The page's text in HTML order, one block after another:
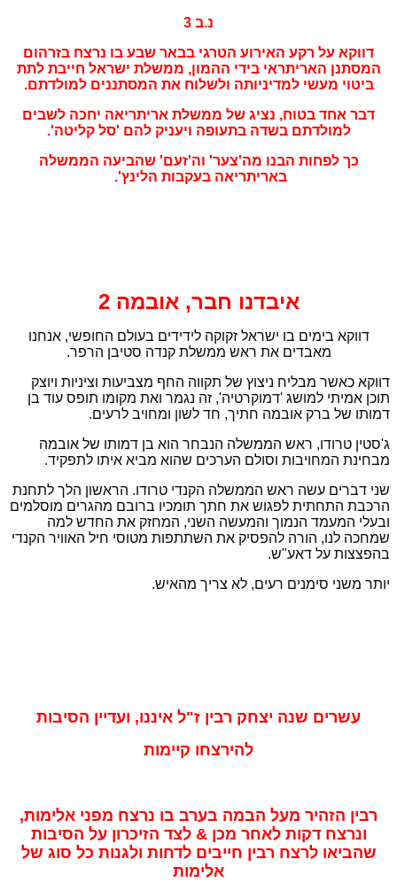
נ.ב 3
דווקא על רקע האירוע הטרגי בבאר שבע בו נרצח בזרהום
המסתנן האריתראי בידי ההמון, ממשלת ישראל חייבת לתת
ביטוי מעשי למדיניותה ולשלוח את המסתננים למולדתם.
דבר אחד בטוח, נציג של ממשלת אריתריאה יחכה לשבים
למולדתם בשדה בתעופה ויעניק להם 'סל קליטה'.
כך לפחות הבנו מה'צער' וה'זעם' שהביעה הממשלה
באריתריאה בעקבות הלינץ'.
איבדנו חבר, אובמה 2
דווקא בימים בו ישראל זקוקה לידידים בעולם החופשי, אנחנו
מאבדים את ראש ממשלת קנדה סטיבן הרפר.
דווקא כאשר מבליח ניצוץ של תקווה החף מצביעות וציניות ויוצק
תוכן אמיתי למושג 'דמוקרטיה', זה נגמר ואת מקומו תופס עוד בן
דמותו של ברק אובמה חתיך, חד לשון ומחויב לרעים.
ג'סטין טרודו, ראש הממשלה הנבחר הוא בן דמותו של אובמה
מבחינת המחויבות וסולם הערכים שהוא מביא איתו לתפקיד.
שני דברים עשה ראש הממשלה הקנדי טרודו. הראשון הלך לתחנת
הרכבת התחתית לפגוש את חתך תומכיו ברובם מהגרים מוסלמים
ובעלי המעמד הנמוך והמעשה השני, המחזק את החדש למה
שמחכה לנו, הורה להפסיק את השתתפות מטוסי חיל האוויר הקנדי
בהפצצות על דאע"ש.
יותר משני סימנים רעים, לא צריך מהאיש.
עשרים שנה יצחק רבין ז"ל איננו, ועדיין הסיבות
להירצחו קיימות
רבין הזהיר מעל הבמה בערב בו נרצח מפני אלימות,
ונרצח דקות לאחר מכן & לצד הזיכרון על הסיבות
שהביאו לרצח רבין חייבים לדחות ולגנות כל סוג של
אלימות